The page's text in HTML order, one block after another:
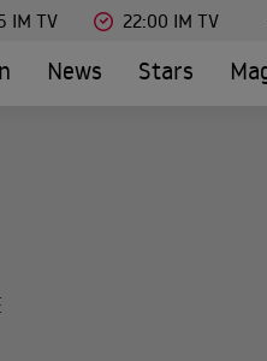
IM TV 22:00 IM TV
News Stars